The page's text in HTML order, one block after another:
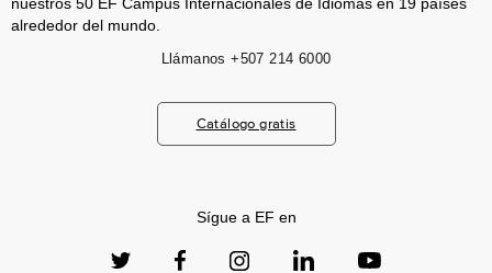
alrededor del mundo.
Llámanos +507 214 6000
Catálogo gratis
Sígue a EF en